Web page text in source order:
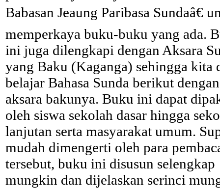
Babasan Jeaung Paribasa Sundaâ€
memperkaya buku-buku yang ada.
ini juga dilengkapi dengan Aksara
yang Baku (Kaganga) sehingga kita
belajar Bahasa Sunda berikut dengan
aksara bakunya. Buku ini dapat
oleh siswa sekolah dasar hingga
lanjutan serta masyarakat umum.
mudah dimengerti oleh para
tersebut, buku ini disusun selengkap
mungkin dan dijelaskan serinci